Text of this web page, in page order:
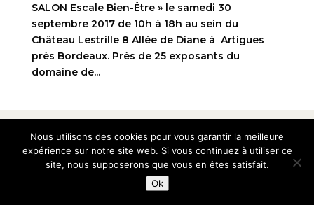
SALON Escale Bien-Être » le samedi 30
septembre 2017 de 10h à 18h au sein du
Château Lestrille 8 Allée de Diane à Artigues
près Bordeaux. Près de 25 exposants du
domaine de...
bordeaux
Nous utilisons des cookies pour vous garantir la meilleure
expérience sur notre site web. Si vous continuez à utiliser ce
site, nous supposerons que vous en êtes satisfait.
Ok